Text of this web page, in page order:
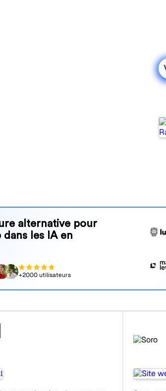
alternative pour
les IA en
+2000 utilisateurs